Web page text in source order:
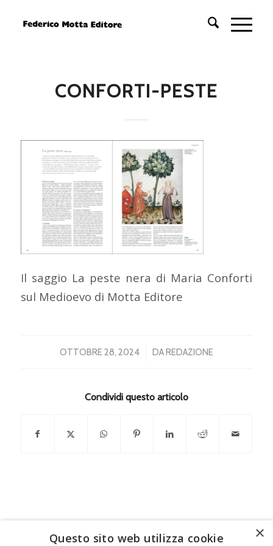
CONFORTI-PESTE
Il saggio La peste nera di Maria Conforti
sul Medioevo di Motta Editore
OTTOBRE 28, 2024
/ DAREDAZIONE
Condividi questo articolo
×
Questo sito web utilizza cookie